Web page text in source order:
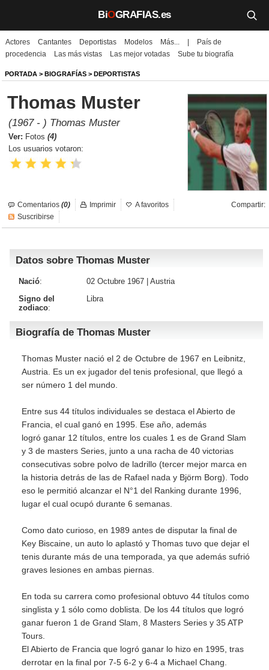
BiOGRAFIAS.es
Biografías
Películas
TV
Música
Un día como hoy
Galerías
Iniciar sesión
Actores Cantantes Deportistas Modelos Más...
País de
procedencia
Las más vistas Las mejor votadas Sube tu biografía
PORTADA > BIOGRAFÍAS > DEPORTISTAS
Thomas Muster
(1967 - ) Thomas Muster
Ver: Fotos (4)
Los usuarios votaron:
Comentarios (0) Compartir:
Imprimir
A favoritos
Suscribirse
Datos sobre Thomas Muster
Nació: 02 Octubre 1967 | Austria
Signo del
zodiaco:
Libra
Biografía de Thomas Muster
Thomas Muster nació el 2 de Octubre de 1967 en Leibnitz,
Austria. Es un ex jugador del tenis profesional, que llegó a
ser número 1 del mundo.
Entre sus 44 títulos individuales se destaca el Abierto de
Francia, el cual ganó en 1995. Ese año, además
logró ganar 12 títulos, entre los cuales 1 es de Grand Slam
y 3 de masters Series, junto a una racha de 40 victorias
consecutivas sobre polvo de ladrillo (tercer mejor marca en
la historia detrás de las de Rafael nada y Björm Borg). Todo
eso le permitió alcanzar el N°1 del Ranking durante 1996,
lugar el cual ocupó durante 6 semanas.
Como dato curioso, en 1989 antes de disputar la final de
Key Biscaine, un auto lo aplastó y Thomas tuvo que dejar el
tenis durante más de una temporada, ya que además sufrió
graves lesiones en ambas piernas.
En toda su carrera como profesional obtuvo 44 títulos como
singlista y 1 sólo como doblista. De los 44 títulos que logró
ganar fueron 1 de Grand Slam, 8 Masters Series y 35 ATP
Tours.
El Abierto de Francia que logró ganar lo hizo en 1995, tras
derrotar en la final por 7-5 6-2 y 6-4 a Michael Chang.